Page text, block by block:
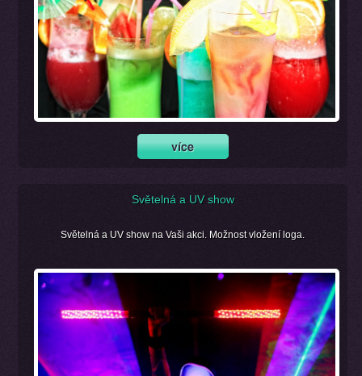
Světelná a UV show
Světelná a UV show na Vaši akci. Možnost vložení loga.